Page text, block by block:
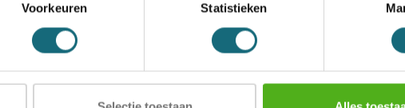
Voorkeuren Statistieken
en brandwerende privékluis
Ravenna 6
gecertificeerd dubbelbaard klavierslot met 2 sleutels
in hoogte verstelbaar
gecertificeerde inbraakwerendheid volgens EN 1143-1 Grade I
gecertificeerde brandwerendheid volgens EN 15659 LFS30P